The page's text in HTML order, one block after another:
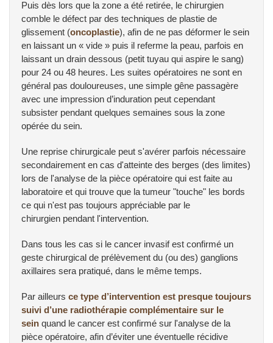
Puis dès lors que la zone a été retirée, le chirurgien
comble le défect par des techniques de plastie de
glissement (oncoplastie), afin de ne pas déformer le sein
en laissant un « vide » puis il referme la peau, parfois en
laissant un drain dessous (petit tuyau qui aspire le sang)
pour 24 ou 48 heures. Les suites opératoires ne sont en
général pas douloureuses, une simple gêne passagère
avec une impression d’induration peut cependant
subsister pendant quelques semaines sous la zone
opérée du sein.
Une reprise chirurgicale peut s'avérer parfois nécessaire
secondairement en cas d'atteinte des berges (des limites)
lors de l'analyse de la pièce opératoire qui est faite au
laboratoire et qui trouve que la tumeur "touche" les bords
ce qui n'est pas toujours appréciable par le
chirurgien pendant l'intervention.
Dans tous les cas si le cancer invasif est confirmé un
geste chirurgical de prélèvement du (ou des) ganglions
axillaires sera pratiqué, dans le même temps.
Par ailleurs ce type d’intervention est presque toujours
suivi d’une radiothérapie complémentaire sur le
sein quand le cancer est confirmé sur l'analyse de la
pièce opératoire, afin d’éviter une éventuelle récidive